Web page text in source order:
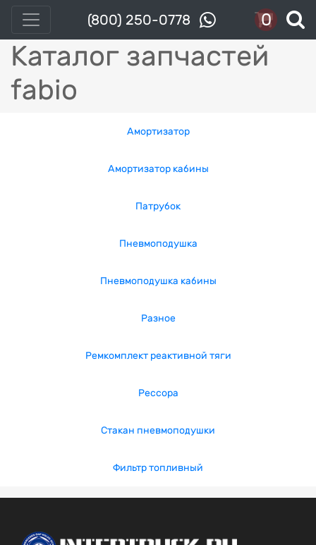
(800) 250-0778 0
Каталог запчастей
fabio
Амортизатор
Амортизатор кабины
Патрубок
Пневмоподушка
Пневмоподушка кабины
Разное
Ремкомплект реактивной тяги
Рессора
Стакан пневмоподушки
Фильтр топливный